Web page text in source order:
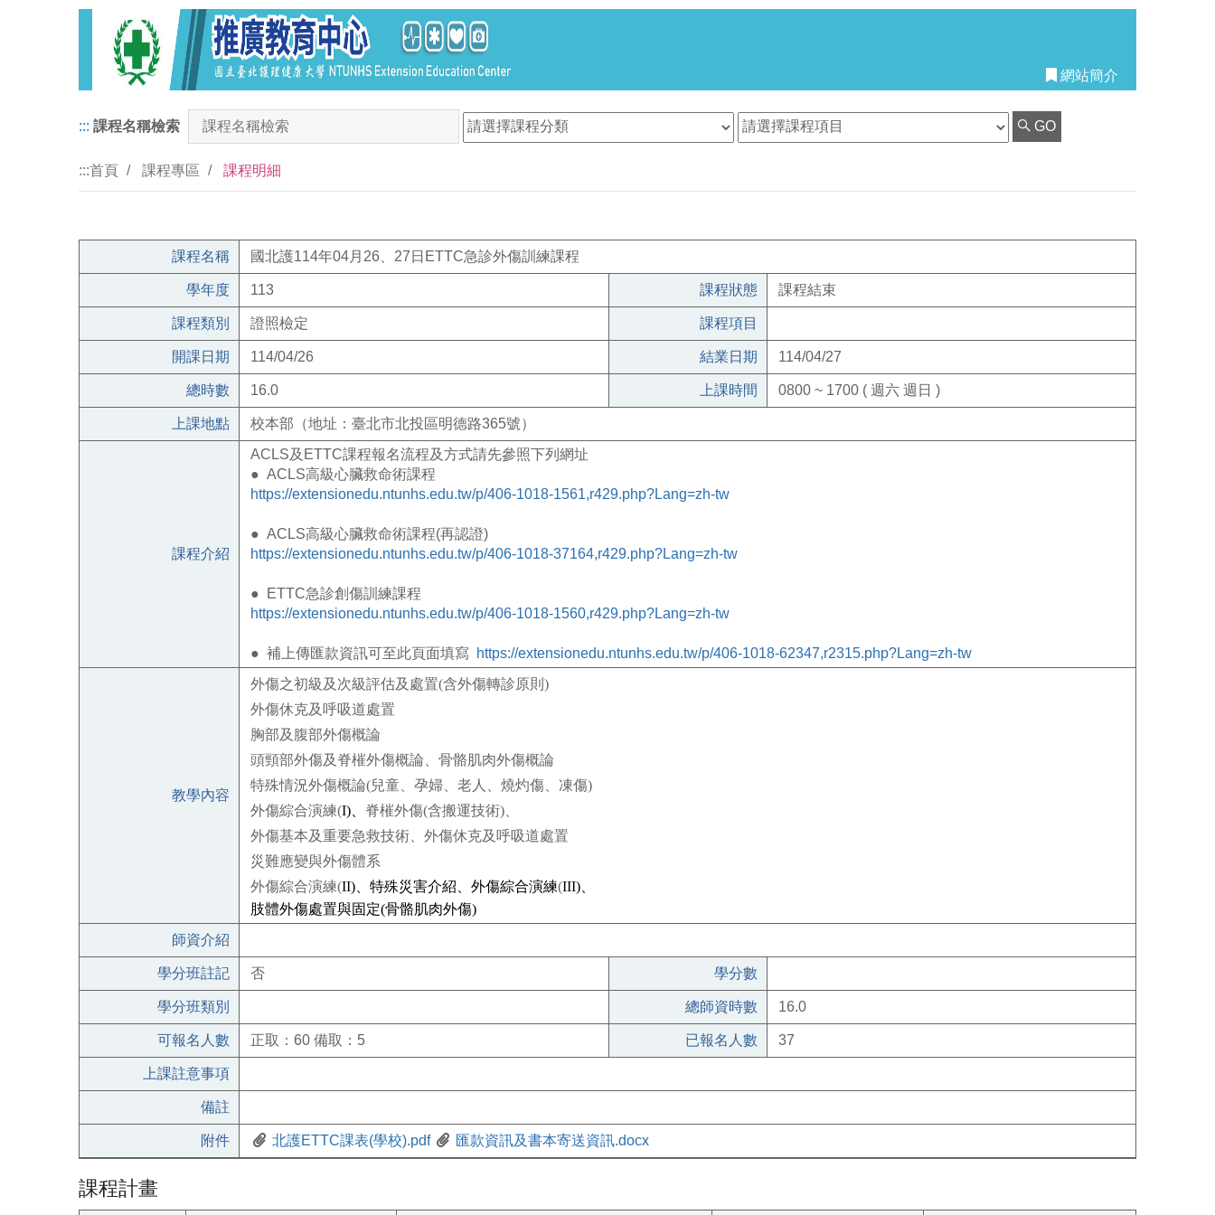
網站簡介
::: 課程名稱檢索 GO
:::首頁 課程專區 課程明細
課程名稱 國北護114年04月26、27日ETTC急診外傷訓練課程
學年度 113 課程狀態 課程結束
課程類別 證照檢定 課程項目
開課日期 114/04/26 結業日期 114/04/27
總時數 16.0 上課時間 0800 ~ 1700 ( 週六 週日 )
上課地點 校本部（地址：臺北市北投區明德路365號）
課程介紹
ACLS及 ETTC課程報名流程及方式請先參照下列網址
● ACLS高級心臟救命術課程
https://extensionedu.ntunhs.edu.tw/p/406-1018-1561,r429.php?Lang=zh-tw
● ACLS高級心臟救命術課程(再認證)
https://extensionedu.ntunhs.edu.tw/p/406-1018-37164,r429.php?Lang=zh-tw
● ETTC急診創傷訓練課程
https://extensionedu.ntunhs.edu.tw/p/406-1018-1560,r429.php?Lang=zh-tw
● 補上傳匯款資訊可至此頁面填寫 https://extensionedu.ntunhs.edu.tw/p/406-1018-62347,r2315.php?Lang=zh-tw
教學內容
外傷之初級及次級評估及處置(含外傷轉診原則 )
外傷休克及呼吸道處置
胸部及腹部外傷概論
頭頸部外傷及脊槯外傷概論、骨骼肌肉外傷概論
特殊情況外傷概論(兒童、孕婦、老人、燒灼傷、凍傷)
外傷綜合演練(I) 脊槯外傷(含搬運技術)
外傷基本及重要急救技術、外傷休克及呼吸道處置
災難應變與外傷體系
外傷綜合演練(II) 、特殊災害介紹、外傷綜合演練(III)
肢體外傷處置與固定(骨骼肌肉外傷)
師資介紹
學分班註記 否 學分數
學分班類別 總師資時數 16.0
可報名人數 正取：60 備取：5 已報名人數 37
上課註意事項
備註
附件 北護ETTC課表(學校).pdf 匯款資訊及書本寄送資訊.docx
課程計畫